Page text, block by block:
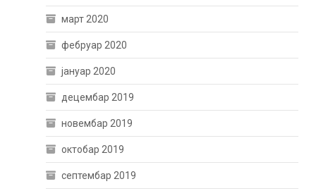
март 2020
фебруар 2020
јануар 2020
децембар 2019
новембар 2019
октобар 2019
септембар 2019